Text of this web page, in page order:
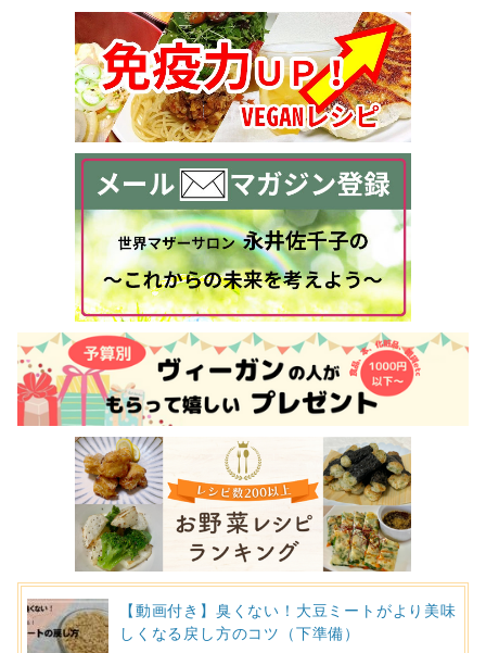
【動画付き】臭くない！大豆ミートがより美味
しくなる戻し方のコツ（下準備）